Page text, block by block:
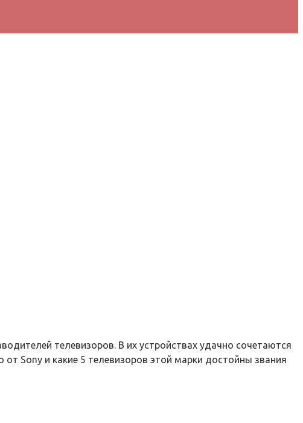
телевизоров. В их устройствах удачно сочетаются
Sony и какие 5 телевизоров этой марки достойны звания